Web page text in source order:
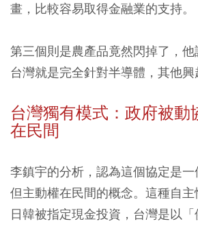
畫，比較容易取得金融業的支持。
第三個則是農產品竟然閃掉了，
台灣就是完全針對半導體，其他興
台灣獨有模式：政府被
在民間
李鎮宇的分析，認為這個協定是一
但主動權在民間的概念。這種自
日韓被指定現金投資，台灣是以